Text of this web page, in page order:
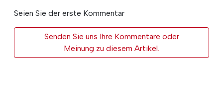
Seien Sie der erste Kommentar
Senden Sie uns Ihre Kommentare oder
Meinung zu diesem Artikel.